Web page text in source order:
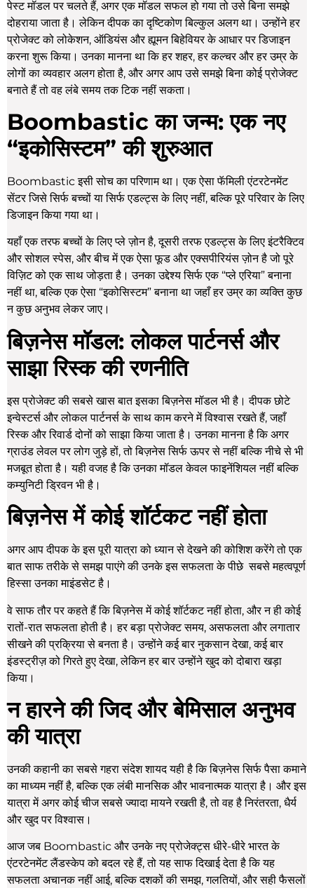
पेस्ट मॉडल पर चलते हैं, अगर एक मॉडल सफल हो गया तो उसे बिना समझे
दोहराया जाता है। लेकिन दीपक का दृष्टिकोण बिल्कुल अलग था। उन्होंने हर
प्रोजेक्ट को लोकेशन, ऑडियंस और ह्यूमन बिहेवियर के आधार पर डिजाइन
करना शुरू किया। उनका मानना था कि हर शहर, हर कल्चर और हर उम्र के
लोगों का व्यवहार अलग होता है, और अगर आप उसे समझे बिना कोई प्रोजेक्ट
बनाते हैं तो वह लंबे समय तक टिक नहीं सकता।
Boombastic का जन्म: एक नए
“इकोसिस्टम” की शुरुआत
Boombastic इसी सोच का परिणाम था। एक ऐसा फॅमिली एंटरटेनमेंट
सेंटर जिसे सिर्फ बच्चों या सिर्फ एडल्ट्स के लिए नहीं, बल्कि पूरे परिवार के लिए
डिजाइन किया गया था।
यहाँ एक तरफ बच्चों के लिए प्ले ज़ोन है, दूसरी तरफ एडल्ट्स के लिए इंटरैक्टिव
और सोशल स्पेस, और बीच में एक ऐसा फूड और एक्सपीरियंस ज़ोन है जो पूरे
विज़िट को एक साथ जोड़ता है। उनका उद्देश्य सिर्फ एक “प्ले एरिया” बनाना
नहीं था, बल्कि एक ऐसा “इकोसिस्टम” बनाना था जहाँ हर उम्र का व्यक्ति कुछ
न कुछ अनुभव लेकर जाए।
बिज़नेस मॉडल: लोकल पार्टनर्स और
साझा रिस्क की रणनीति
इस प्रोजेक्ट की सबसे खास बात इसका बिज़नेस मॉडल भी है। दीपक छोटे
इन्वेस्टर्स और लोकल पार्टनर्स के साथ काम करने में विश्वास रखते हैं, जहाँ
रिस्क और रिवार्ड दोनों को साझा किया जाता है। उनका मानना है कि अगर
ग्राउंड लेवल पर लोग जुड़े हों, तो बिज़नेस सिर्फ ऊपर से नहीं बल्कि नीचे से भी
मजबूत होता है। यही वजह है कि उनका मॉडल केवल फाइनेंशियल नहीं बल्कि
कम्युनिटी ड्रिवन भी है।
बिज़नेस में कोई शॉर्टकट नहीं होता
अगर आप दीपक के इस पूरी यात्रा को ध्यान से देखने की कोशिश करेंगे तो एक
बात साफ तरीके से समझ पाएंगे की उनके इस सफलता के पीछे सबसे महत्वपूर्ण
हिस्सा उनका माइंडसेट है।
वे साफ तौर पर कहते हैं कि बिज़नेस में कोई शॉर्टकट नहीं होता, और न ही कोई
रातों-रात सफलता होती है। हर बड़ा प्रोजेक्ट समय, असफलता और लगातार
सीखने की प्रक्रिया से बनता है। उन्होंने कई बार नुकसान देखा, कई बार
इंडस्ट्रीज़ को गिरते हुए देखा, लेकिन हर बार उन्होंने खुद को दोबारा खड़ा
किया।
न हारने की जिद और बेमिसाल अनुभव
की यात्रा
उनकी कहानी का सबसे गहरा संदेश शायद यही है कि बिज़नेस सिर्फ पैसा कमाने
का माध्यम नहीं है, बल्कि एक लंबी मानसिक और भावनात्मक यात्रा है। और इस
यात्रा में अगर कोई चीज सबसे ज्यादा मायने रखती है, तो वह है निरंतरता, धैर्य
और खुद पर विश्वास।
आज जब Boombastic और उनके नए प्रोजेक्ट्स धीरे-धीरे भारत के
एंटरटेनमेंट लैंडस्केप को बदल रहे हैं, तो यह साफ दिखाई देता है कि यह
सफलता अचानक नहीं आई, बल्कि दशकों की समझ, गलतियों, और सही फैसलों